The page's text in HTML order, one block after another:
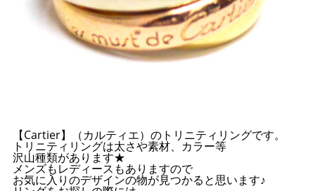
【Cartier】（カルティエ）のトリニティリングです。
トリニティリングは太さや素材、カラー等
沢山種類があります★
メンズもレディースもありますので
お気に入りのデザインの物が見つかると思います♪